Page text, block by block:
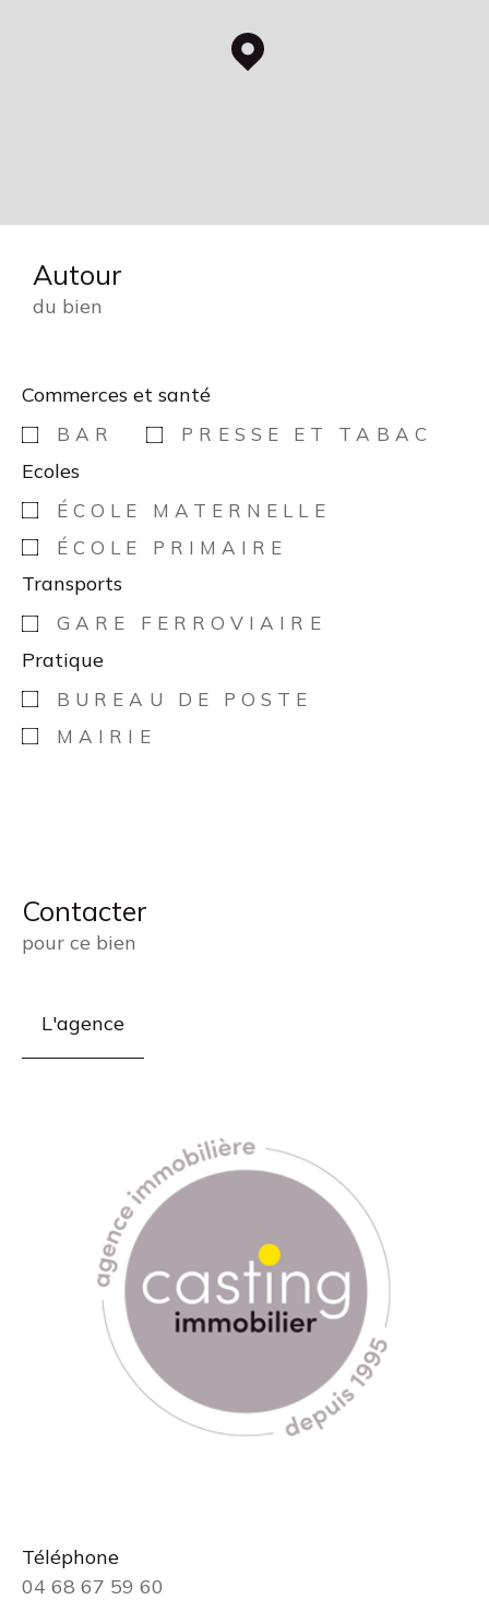
Autour
du bien
Commerces et santé
BAR PRESSE ET TABAC
Ecoles
ÉCOLE MATERNELLE
ÉCOLE PRIMAIRE
Transports
GARE FERROVIAIRE
Pratique
BUREAU DE POSTE
MAIRIE
Contacter
pour ce bien
L'agence
Téléphone
04 68 67 59 60